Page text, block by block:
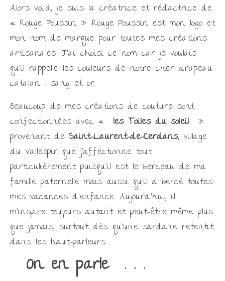
Alors voilà, je suis la créatrice et rédactrice de
« Rouge Poussin ». Rouge Poussin est mon logo et
mon nom de marque pour toutes mes créations
artisanales. J’ai choisi ce nom car je voulais
qu’il rappelle les couleurs de notre cher drapeau
catalan : sang et or.
Beaucoup de mes créations de couture sont
confectionnées avec «
les Toiles du soleil »
provenant de Saint-Laurent-de-Cerdans, village
du Vallespir que j’affectionne tout
particulièrement puisqu’il est le berceau de ma
famille paternelle mais aussi qu’il a bercé toutes
mes vacances d’enfance. Aujourd’hui, il
m’inspire toujours autant et peut-être même plus
que jamais, surtout dès qu’une sardane retentit
dans les haut-parleurs…….
On en parle . . .